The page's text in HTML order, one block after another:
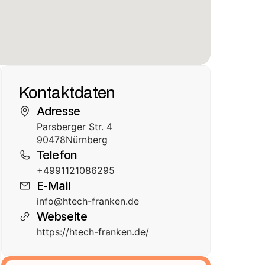
Kontaktdaten
Adresse
Parsberger Str. 4
90478Nürnberg
Telefon
+4991121086295
E-Mail
info@htech-franken.de
Webseite
https://htech-franken.de/